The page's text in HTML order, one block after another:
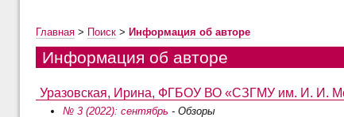
Главная> Поиск> Информация об авторе
Информация об авторе
Уразовская, Ирина, ФГБОУ ВО «СЗГМУ им. И. И.
№ 3 (2022): сентябрь - Обзоры